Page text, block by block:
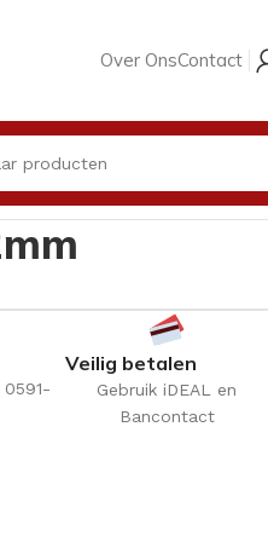
Over OnsContact
Veilig betalen
Gebruik iDEAL en
Bancontact